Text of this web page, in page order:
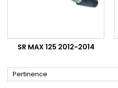
SR MAX 125 2012-2014
Pertinence